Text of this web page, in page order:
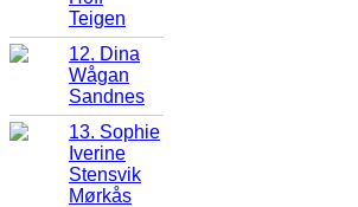
Teigen
12. Dina
Wågan
Sandnes
13. Sophie
Iverine
Stensvik
Mørkås